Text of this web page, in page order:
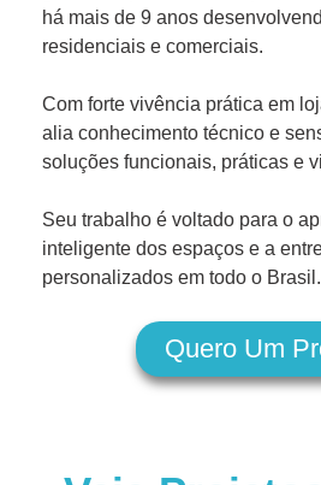
há mais de 9 anos
residenciais e comerciais.
Com forte vivência prática em
alia conhecimento técnico e
soluções funcionais, práticas e
Seu trabalho é voltado para o
inteligente dos espaços e a
personalizados em todo o Brasil.
Quero Um